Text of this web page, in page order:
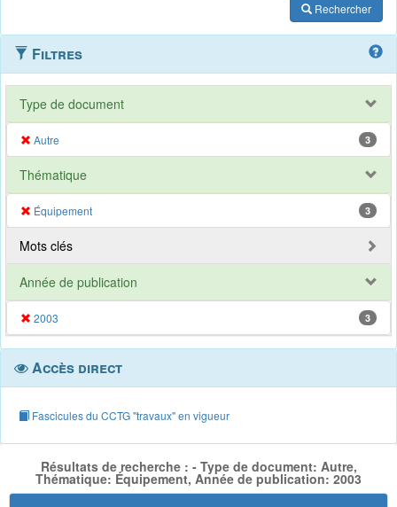
Rechercher
Filtres
Type de document
Autre 3
Thématique
Équipement 3
Mots clés
Année de publication
2003 3
Accès direct
Fascicules du CCTG "travaux" en vigueur
Résultats de recherche : - Type de document: Autre,
Thématique: Équipement, Année de publication: 2003